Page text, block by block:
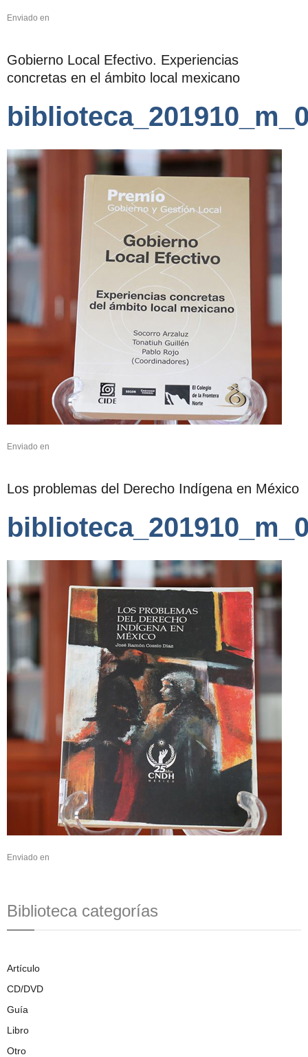
Enviado en
Gobierno Local Efectivo. Experiencias
concretas en el ámbito local mexicano
Enviado en
Los problemas del Derecho Indígena en México
Enviado en
Biblioteca categorías
Artículo
CD/DVD
Guía
Libro
Otro